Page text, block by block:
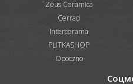
Zeus Ceramica
Cerrad
Intercerama
PLITKASHOP
Opoczno